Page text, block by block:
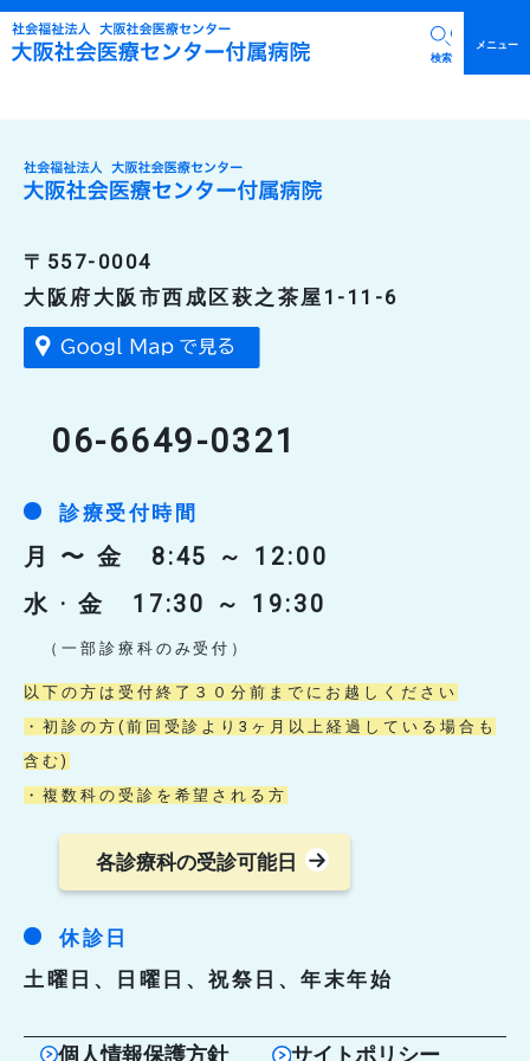
検索
メニュー
院長挨拶
臨床研究に関する情報公開
公表基準に基づく医療事故等の公表
沿革・初代院長について
広報活動
内科
外科
整形外科
皮膚科
泌尿器科
看護部
訪問看護部門
訪問看護ステーション
リハビリテーション室
栄養室
薬局
患者支援部門
外来担当表・休診・代診情報
会計・支払
入院中の生活環境（面会時間について）
健康診断・がん検診・予防接種
栄養士
〒557-0004
大阪府大阪市西成区萩之茶屋1-11-6
06-6649-0321
診療受付時間
月 〜 金 8:45 ～ 12:00
水 · 金 17:30 ～ 19:30
（一部診療科のみ受付）
以下の方は受付終了３０分前までにお越しください
・初診の方(前回受診より3ヶ月以上経過している場合も
含む)
・複数科の受診を希望される方
各診療科の受診可能日
休診日
土曜日、日曜日、祝祭日、年末年始
個人情報保護方針 サイトポリシー